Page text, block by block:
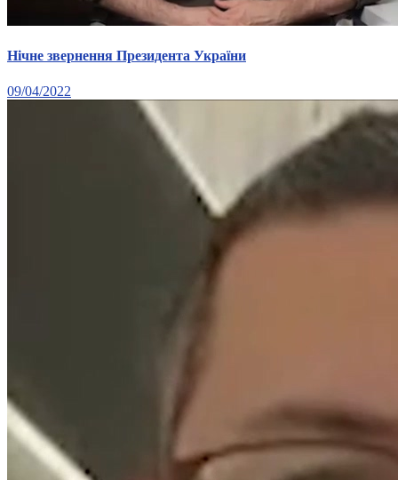
Нічне звернення Президента України
09/04/2022